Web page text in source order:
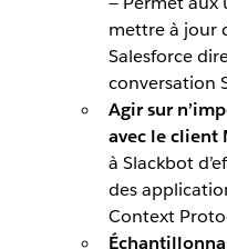
mettre à jour
Salesforce
conversation
Agir sur
avec le client
à Slackbot
des
Context